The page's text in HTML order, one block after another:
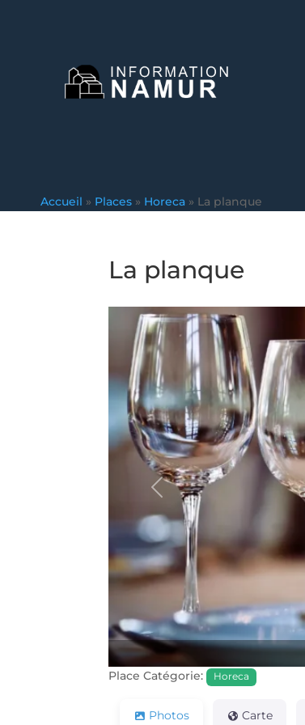
Accueil » Places » Horeca » La planque
La planque
Précédente
Place Catégorie: Horeca
Photos Carte